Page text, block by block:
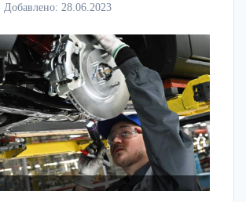
Добавлено: 28.06.2023